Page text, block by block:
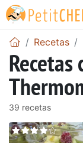
Recetas
Recetas
39 recetas